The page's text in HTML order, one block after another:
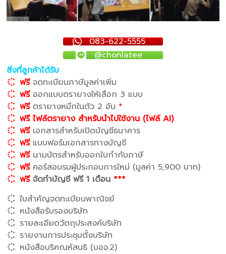
083-622-5555
@chonlatee
สิ่งที่ลูกค้าได้รับ
ฟรีจดทะเบียนภาษีมูลค่าเพิ่ม
ฟรีออกแบบตรายางให้เลือก 3 แบบ
ฟรีตรายางหมึกในตัว 2 อัน *
ฟรี ไฟล์ตรายาง สำหรับนำไปใช้งาน (ไฟล์ AI)
ฟรีเอกสารสำหรับเปิดบัญชีธนาคาร
ฟรีแบบฟอร์มเอกสารทางบัญชี
ฟรีนามบัตรสำหรับออกใบกำกับภาษี
ฟรีคอร์สอบรมผู้ประกอบการใหม่ (มูลค่า 5,900 บาท)
ฟรี จัดทำบัญชี ฟรี 1 เดือน***
ใบสำคัญจดทะเบียนพาณิชย์
หนังสือรับรองบริษัท
รายละเอียดวัตถุประสงค์บริษัท
รายงานการประชุมตั้งบริษัท
หนังสือบริคณห์สนธิ (บอจ.2)